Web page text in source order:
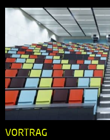
VORTRAG